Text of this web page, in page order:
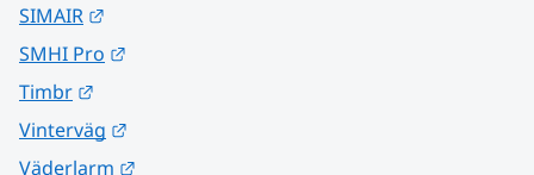
SIMAIR
SMHI Pro
Timbr
Vinterväg
Väderlarm